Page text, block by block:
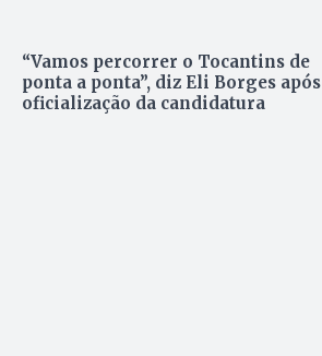
“Vamos percorrer o Tocantins de
ponta a ponta”, diz Eli Borges após
oficialização da candidatura